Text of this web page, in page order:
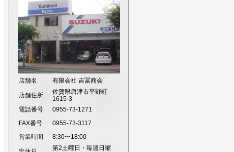
店舗名 有限会社 吉冨商会
店舗住所
佐賀県唐津市平野町
1615-3
電話番号
0955-73-1271
FAX番号
0955-73-3117
営業時間
8:30〜18:00
第2土曜日・毎週日曜